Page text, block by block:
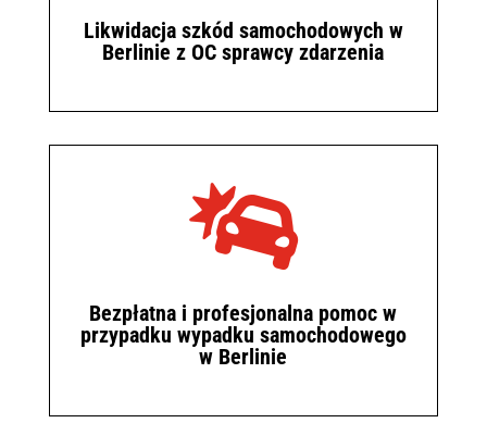
Likwidacja szkód samochodowych w
Berlinie z OC sprawcy zdarzenia

Bezpłatna i profesjonalna pomoc w
przypadku wypadku samochodowego
w Berlinie